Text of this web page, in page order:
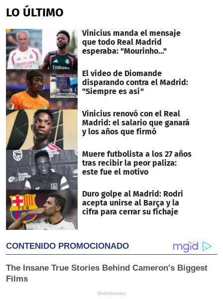
of
1
32
seconds
LO ÚLTIMO
Vinicius manda el mensaje
que todo Real Madrid
esperaba: "Mourinho..."
El video de Diomande
disparando contra el Madrid:
"Siempre es así"
Vinicius renovó con el Real
Madrid: el salario que ganará
y los años que firmó
Muere futbolista a los 27 años
tras recibir la peor paliza:
este fue el motivo
Duro golpe al Madrid: Rodri
acepta unirse al Barça y la
cifra para cerrar su fichaje